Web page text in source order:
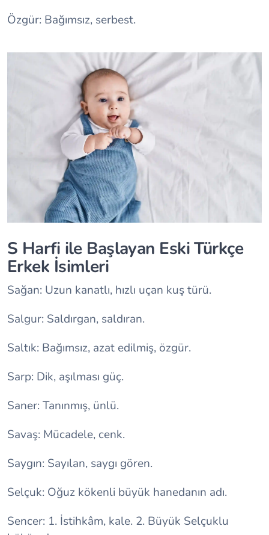
Özgür: Bağımsız, serbest.
S Harfi ile Başlayan Eski Türkçe
Erkek İsimleri
Sağan: Uzun kanatlı, hızlı uçan kuş türü.
Salgur: Saldırgan, saldıran.
Saltık: Bağımsız, azat edilmiş, özgür.
Sarp: Dik, aşılması güç.
Saner: Tanınmış, ünlü.
Savaş: Mücadele, cenk.
Saygın: Sayılan, saygı gören.
Selçuk: Oğuz kökenli büyük hanedanın adı.
Sencer: 1. İstihkâm, kale. 2. Büyük Selçuklu